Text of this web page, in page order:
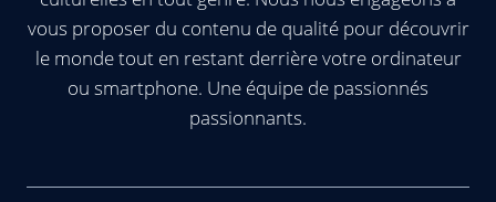
vous proposer du contenu de qualité pour découvrir
le monde tout en restant derrière votre ordinateur
ou smartphone. Une équipe de passionnés
passionnants.